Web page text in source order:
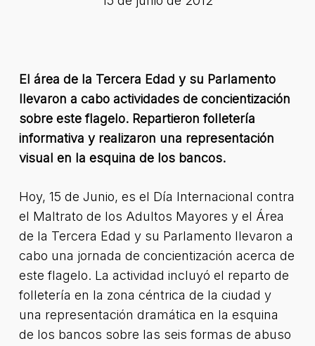
El área de la Tercera Edad y su Parlamento
llevaron a cabo actividades de concientización
sobre este flagelo. Repartieron folletería
informativa y realizaron una representación
visual en la esquina de los bancos.
Hoy, 15 de Junio, es el Día Internacional contra
el Maltrato de los Adultos Mayores y el Área
de la Tercera Edad y su Parlamento llevaron a
cabo una jornada de concientización acerca de
este flagelo. La actividad incluyó el reparto de
folletería en la zona céntrica de la ciudad y
una representación dramática en la esquina
de los bancos sobre las seis formas de abuso